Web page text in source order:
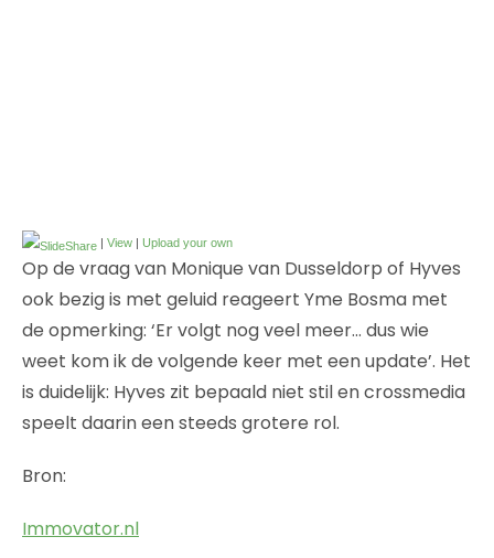
| View | Upload your own
Op de vraag van Monique van Dusseldorp of Hyves
ook bezig is met geluid reageert Yme Bosma met
de opmerking: ‘Er volgt nog veel meer… dus wie
weet kom ik de volgende keer met een update’. Het
is duidelijk: Hyves zit bepaald niet stil en crossmedia
speelt daarin een steeds grotere rol.
Bron:
Immovator.nl